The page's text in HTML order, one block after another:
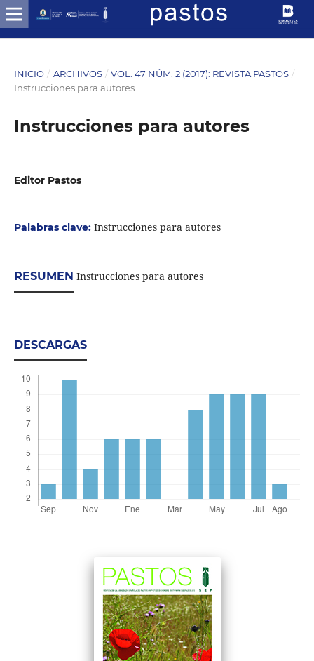
INICIO / ARCHIVOS / VOL. 47 NÚM. 2 (2017): REVISTA PASTOS /
Instrucciones para autores
Instrucciones para autores
Editor Pastos
Palabras clave: Instrucciones para autores
RESUMEN Instrucciones para autores
DESCARGAS